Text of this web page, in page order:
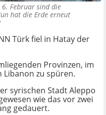
6. Februar sind die
hat die Erde erneut
Türk fiel in Hatay der
Provinzen, im
Libanon zu spüren.
syrischen Stadt Aleppo
wie das vor zwei
gedauert.